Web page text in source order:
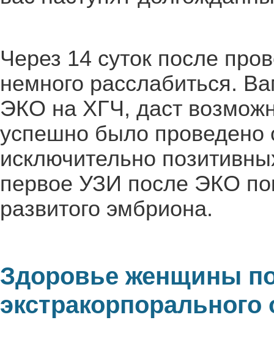
Через 14 суток после
немного расслабиться.
ЭКО на ХГЧ, даст
успешно было
исключительно
первое УЗИ после ЭКО
развитого эмбриона.
Здоровье женщины